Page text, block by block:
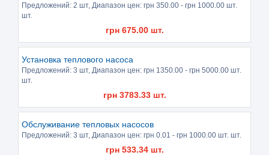
Предложений: 2 шт, Диапазон цен: грн 350.00 - грн 1000.00 шт.
шт.
грн 675.00шт.
Установка теплового насоса
Предложений: 3 шт, Диапазон цен: грн 1350.00 - грн 5000.00 шт.
шт.
грн 3783.33шт.
Обслуживание тепловых насосов
Предложений: 3 шт, Диапазон цен: грн 0.01 - грн 1000.00 шт. шт.
грн 533.34шт.